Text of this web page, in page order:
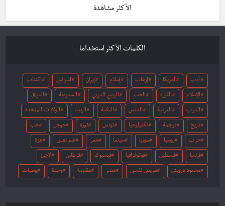
الأكثر مشاهدة
الكلمات الأكثر استخداما
أدب أمريكا إرهاب إسلام إيران اسرائيل اكتئاب
الإسلام الثورة الحب الربيع العربي السعودية العراق
العرب العربية القدس النكبة الهند الولايات المتحدة
تاريخ ترجمة تكنولوجيا تونس ثورة جوجل حب
حرب روسيا سوريا سينما شعر علم نفس غزة
فرنسا فلسطين فوتوغرافيا فيسبوك قرطاس لاجئ
محمود درويش مريض نفسي مصر مقاومة وحدة يوميات